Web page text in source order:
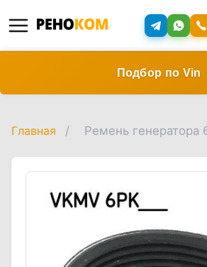
Подбор по Vin
Главная / Ремень генератора